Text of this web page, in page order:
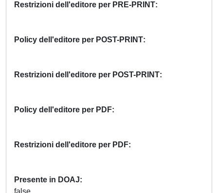
Restrizioni dell'editore per PRE-PRINT
Policy dell'editore per POST-PRINT
Restrizioni dell'editore per POST-PRINT
Policy dell'editore per PDF
Restrizioni dell'editore per PDF
Presente in DOAJ